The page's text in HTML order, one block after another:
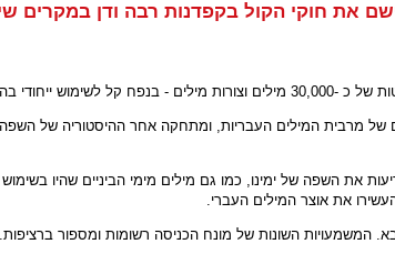
את חוקי הקול בקפדנות רבה ודן במקרים
ובסמכותו.
של מרבית המילים העבריות, ומתחקה אחר ההיסטוריה של השפה
את השפה של ימינו, כמו גם מילים מימי הביניים שהיו
את אוצר המילים העברי.
השונות של מונח הכניסה רשומות ומספור ברציפות.